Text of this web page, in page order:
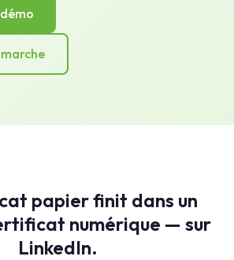
papier finit dans un
numérique — sur
LinkedIn.